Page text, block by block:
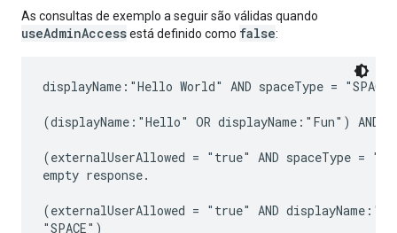
As consultas de exemplo a seguir são válidas quando
useAdminAccessestá definido como false:
displayName:"Hello World" AND spaceType = "SPACE"
(displayName:"Hello" OR displayName:"Fun") AND
(externalUserAllowed = "true" AND spaceType =
empty response.
(externalUserAllowed = "true" AND